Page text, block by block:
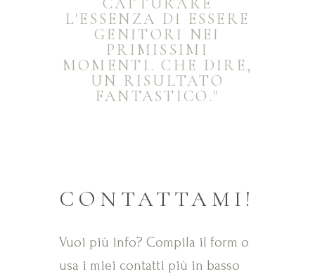
L'ESSENZA DI ESSERE
GENITORI NEI
PRIMISSIMI
MOMENTI. CHE DIRE,
UN RISULTATO
FANTASTICO."
CONTATTAMI!
Vuoi più info? Compila il form o
usa i miei contatti più in basso